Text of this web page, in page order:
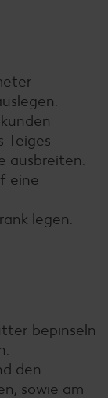
Teiges
ausbreiten.
eine
legen.
bepinseln
den
sowie am